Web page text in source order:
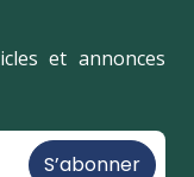
et annonces
S’abonner